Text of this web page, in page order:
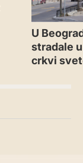
U
stradale
crkvi